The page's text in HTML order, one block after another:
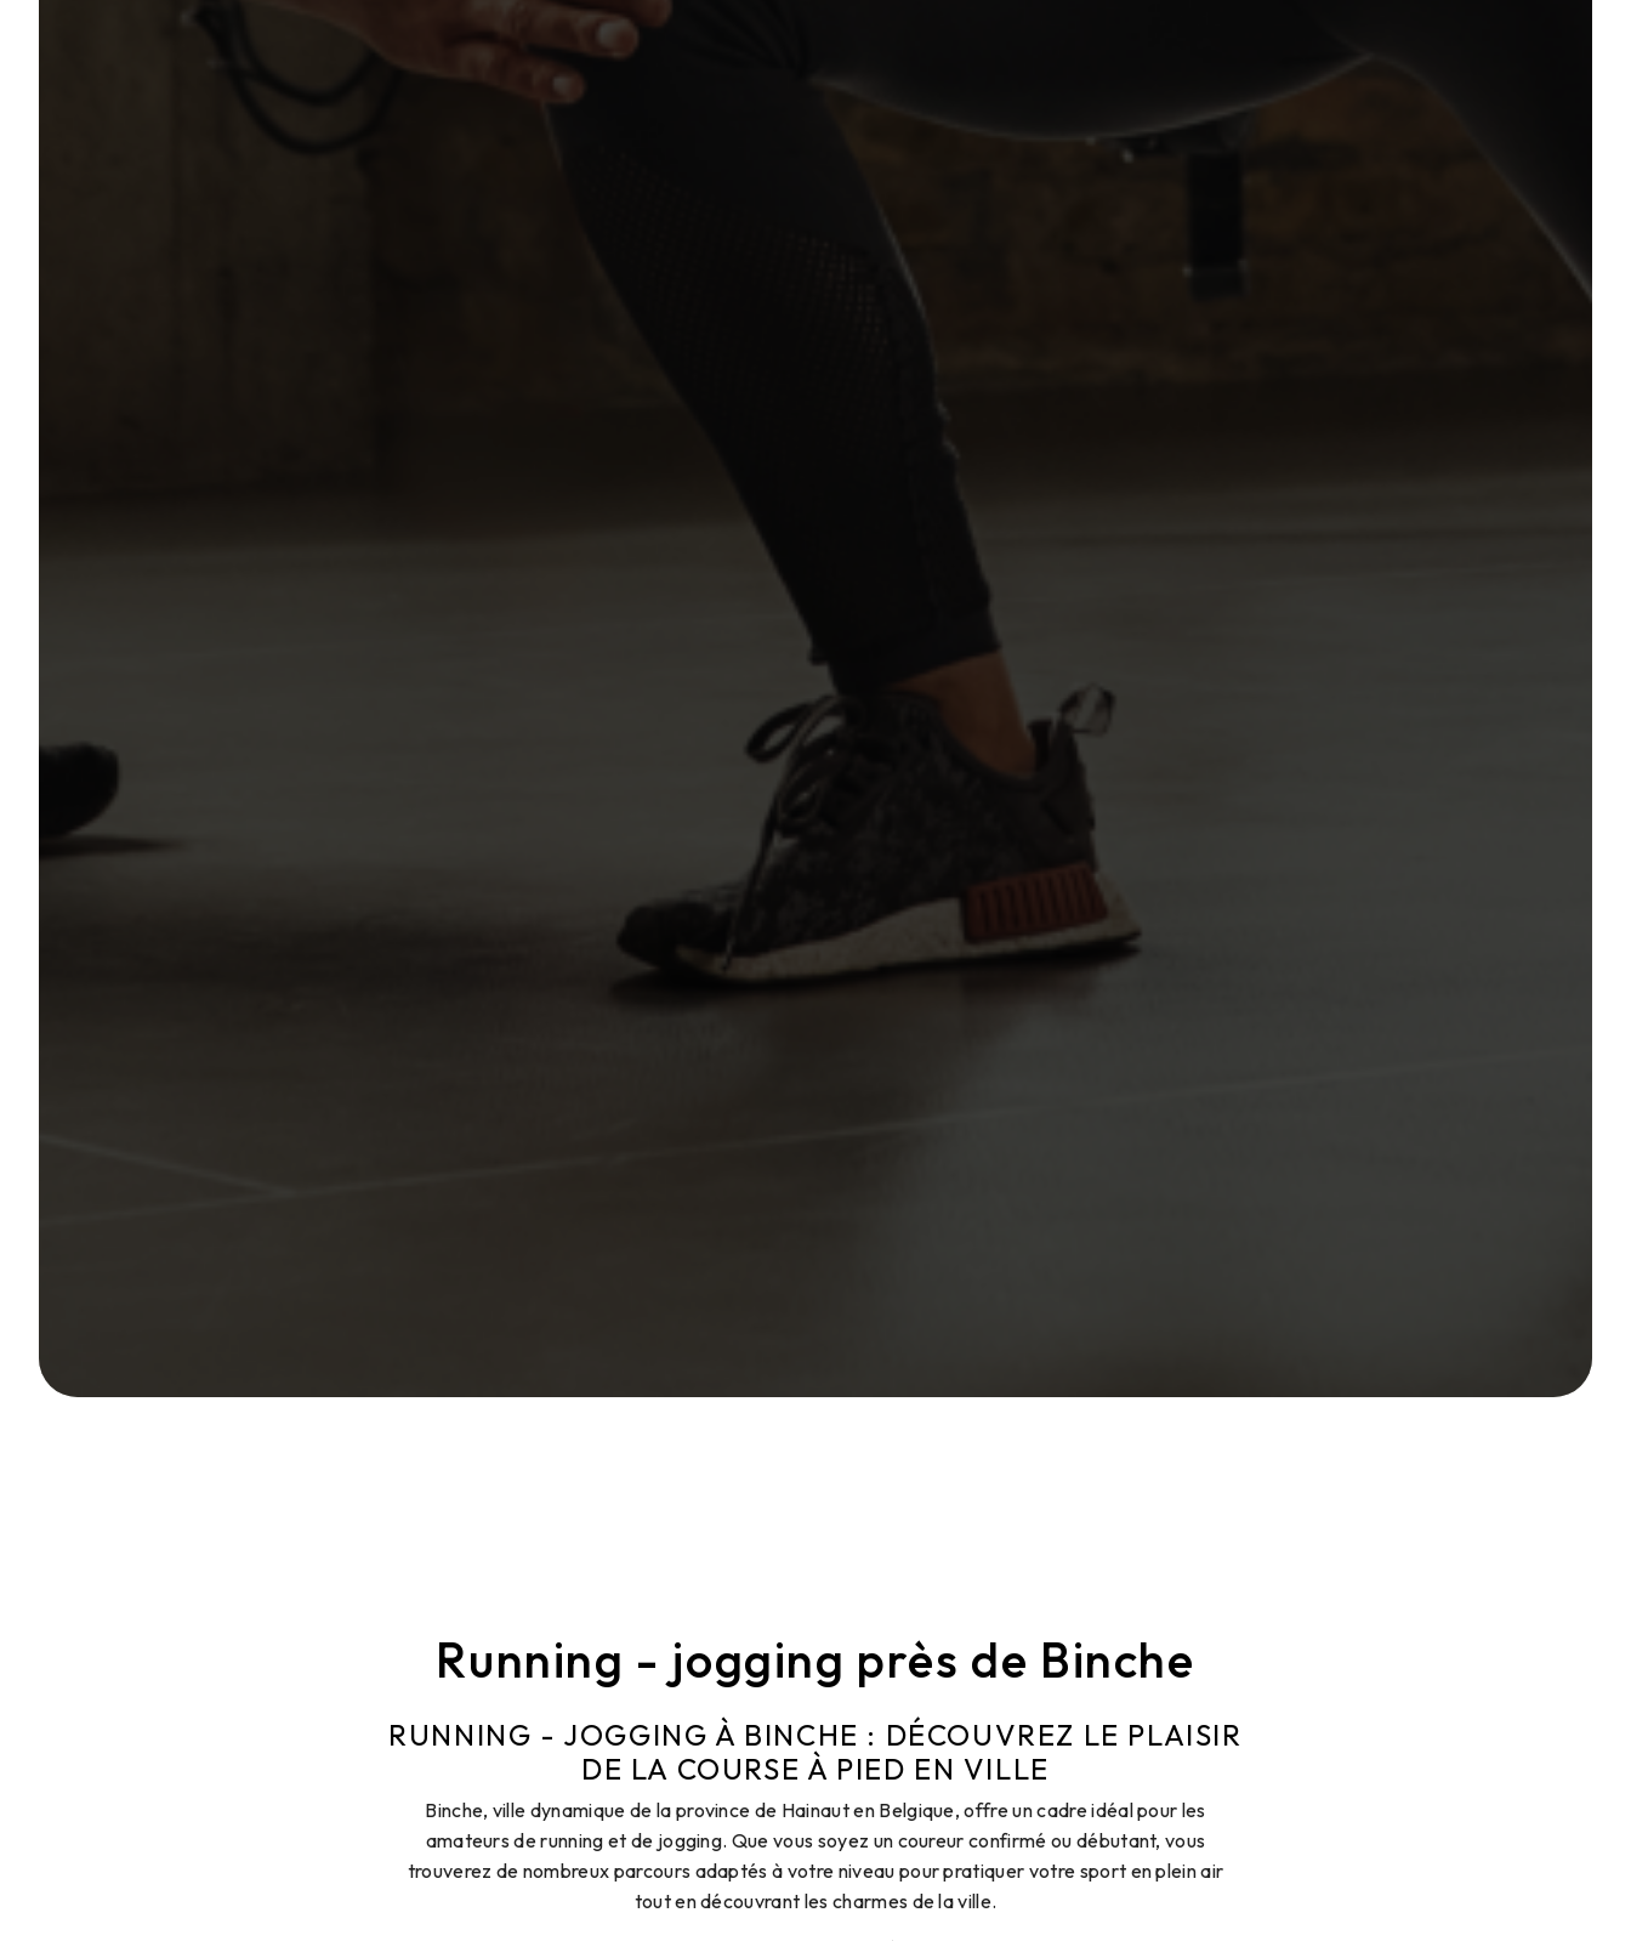
Running - jogging près de Binche
RUNNING - JOGGING À BINCHE : DÉCOUVREZ LE PLAISIR
DE LA COURSE À PIED EN VILLE
Binche, ville dynamique de la province de Hainaut en Belgique, offre un cadre idéal pour les
amateurs de running et de jogging. Que vous soyez un coureur confirmé ou débutant, vous
trouverez de nombreux parcours adaptés à votre niveau pour pratiquer votre sport en plein air
tout en découvrant les charmes de la ville.